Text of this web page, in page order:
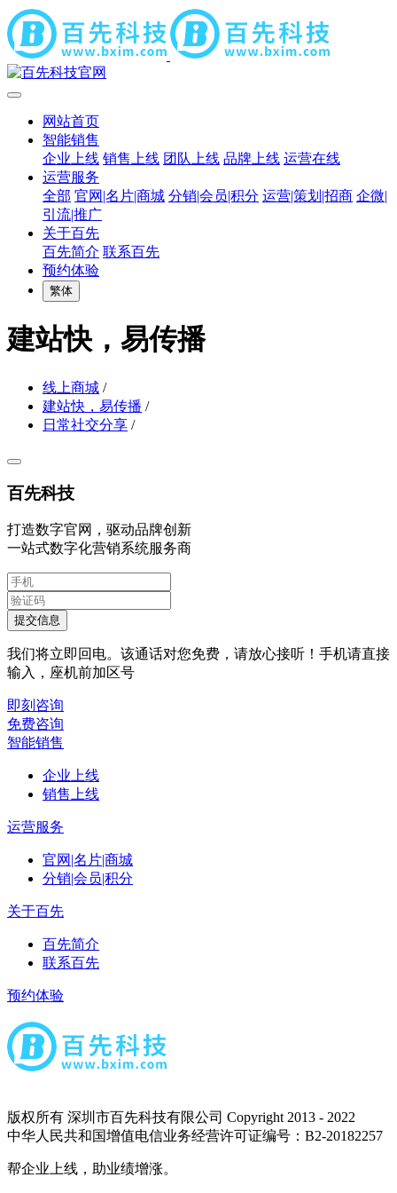
网站首页
智能销售
企业上线 销售上线 团队上线 品牌上线 运营在线
运营服务
全部 官网|名片|商城 分销|会员|积分 运营|策划|招商 企微|
引流|推广
关于百先
百先简介 联系百先
预约体验
繁体
建站快，易传播
线上商城 /
建站快，易传播 /
日常社交分享 /
百先科技
打造数字官网，驱动品牌创新
一站式数字化营销系统服务商
提交信息
我们将立即回电。该通话对您免费，请放心接听！手机请直接
输入，座机前加区号
即刻咨询
免费咨询
智能销售
企业上线
销售上线
运营服务
官网|名片|商城
分销|会员|积分
关于百先
百先简介
联系百先
预约体验
版权所有 深圳市百先科技有限公司 Copyright 2013 - 2022
中华人民共和国增值电信业务经营许可证编号：B2-20182257
帮企业上线，助业绩增涨。